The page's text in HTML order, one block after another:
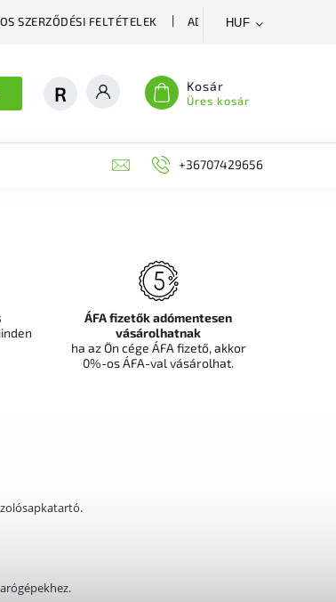
SZERZŐDÉSI FELTÉTELEK ADATVÉDELMI
HUF
Kosár
Üres kosár
DEKORÁCIÓS FALPANEL, MŰNÖVÉNY FAL
+36707429656
ÁFA fizetők adómentesen
vásárolhatnak
ha az Ön cége ÁFA fizető, akkor
0%-os ÁFA-val vásárolhat.